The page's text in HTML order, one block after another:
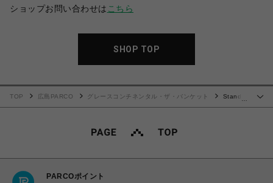
ショップお問い合わせは こちら
SHOP TOP
TOP 広島PARCO グレースコンチネンタル・ザ・バンケット
Stand
PARCOポイント